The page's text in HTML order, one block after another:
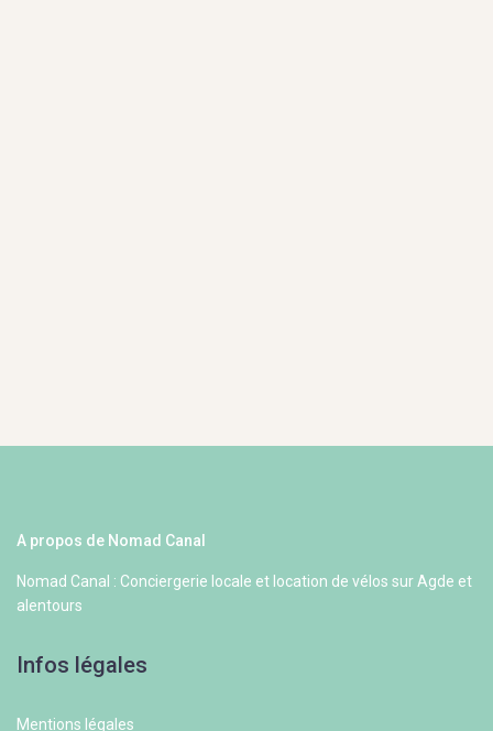
A propos de Nomad Canal
Nomad Canal : Conciergerie locale et location de vélos sur Agde et
alentours
Infos légales
Mentions légales